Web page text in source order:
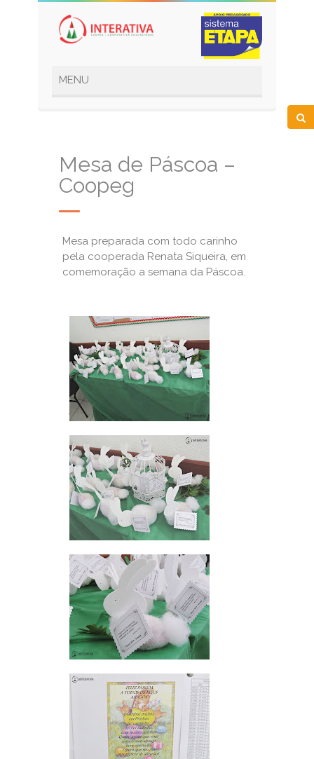
Mesa de Páscoa –
Coopeg
Mesa preparada com todo carinho
pela cooperada Renata Siqueira, em
comemoração a semana da Páscoa.